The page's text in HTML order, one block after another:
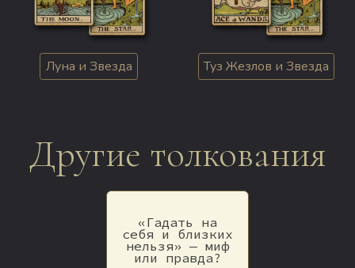
Луна и Звезда Туз Жезлов и Звезда
Другие толкования
«Гадать на
себя и близких
нельзя» — миф
или правда?